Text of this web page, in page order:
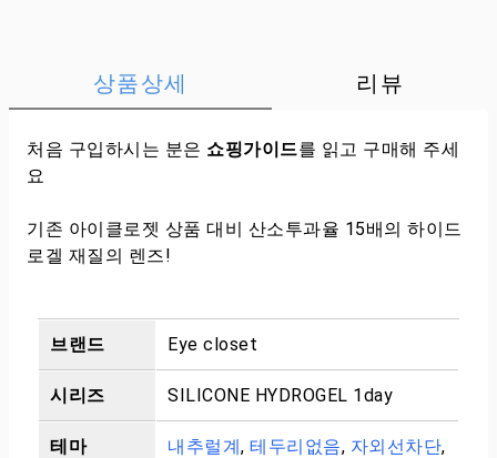
상품상세 리뷰
처음 구입하시는 분은 쇼핑가이드를 읽고 구매해 주세
요
기존 아이클로젯 상품 대비 산소투과율 15배의 하이드
로겔 재질의 렌즈!
브랜드 Eye closet
시리즈 SILICONE HYDROGEL 1day
테마 내추럴계, 테두리없음, 자외선차단,